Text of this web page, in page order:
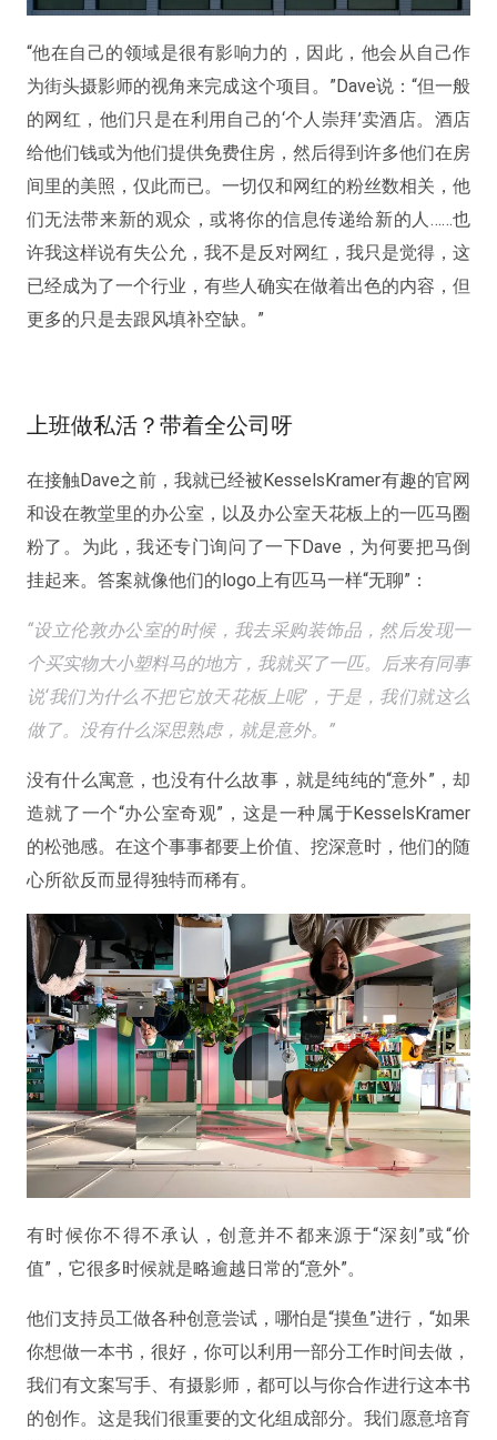
“他在自己的领域是很有影响力的，因此，他会从自己作
为街头摄影师的视角来完成这个项目。”Dave说：“但一般
的网红，他们只是在利用自己的‘个人崇拜’卖酒店。酒店
给他们钱或为他们提供免费住房，然后得到许多他们在房
间里的美照，仅此而已。一切仅和网红的粉丝数相关，他
们无法带来新的观众，或将你的信息传递给新的人……也
许我这样说有失公允，我不是反对网红，我只是觉得，这
已经成为了一个行业，有些人确实在做着出色的内容，但
更多的只是去跟风填补空缺。”
上班做私活？带着全公司呀
在接触Dave之前，我就已经被KesselsKramer有趣的官网
和设在教堂里的办公室，以及办公室天花板上的一匹马圈
粉了。为此，我还专门询问了一下Dave，为何要把马倒
挂起来。答案就像他们的logo上有匹马一样“无聊”：
“设立伦敦办公室的时候，我去采购装饰品，然后发现一
个买实物大小塑料马的地方，我就买了一匹。后来有同事
说‘我们为什么不把它放天花板上呢’，于是，我们就这么
做了。没有什么深思熟虑，就是意外。”
没有什么寓意，也没有什么故事，就是纯纯的“意外”，却
造就了一个“办公室奇观”，这是一种属于KesselsKramer
的松弛感。在这个事事都要上价值、挖深意时，他们的随
心所欲反而显得独特而稀有。
有时候你不得不承认，创意并不都来源于“深刻”或“价
值”，它很多时候就是略逾越日常的“意外”。
他们支持员工做各种创意尝试，哪怕是“摸鱼”进行，“如果
你想做一本书，很好，你可以利用一部分工作时间去做，
我们有文案写手、有摄影师，都可以与你合作进行这本书
的创作。这是我们很重要的文化组成部分。我们愿意培育